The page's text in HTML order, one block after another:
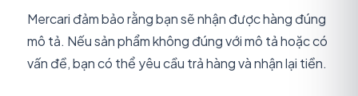
Mercari đảm bảo rằng bạn sẽ nhận được hàng đúng
mô tả. Nếu sản phẩm không đúng với mô tả hoặc có
vấn đề, bạn có thể yêu cầu trả hàng và nhận lại tiền.